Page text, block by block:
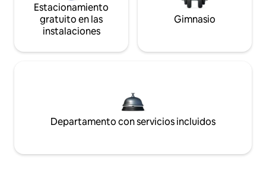
Estacionamiento
gratuito en las
instalaciones
Gimnasio
Departamento con servicios incluidos